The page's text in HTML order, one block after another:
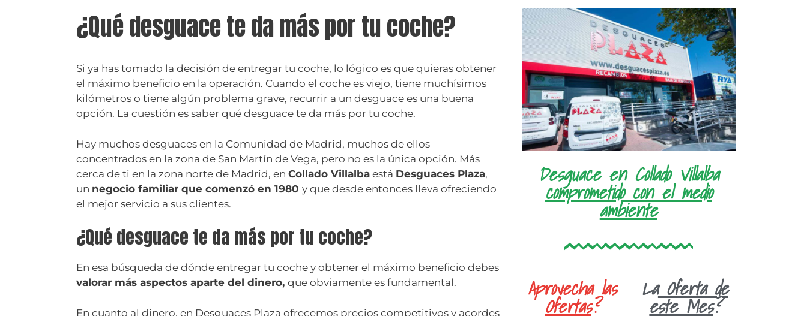
¿Qué desguace te da más por tu coche?
Si ya has tomado la decisión de entregar tu coche, lo lógico es que quieras obtener
el máximo beneficio en la operación. Cuando el coche es viejo, tiene muchísimos
kilómetros o tiene algún problema grave, recurrir a un desguace es una buena
opción. La cuestión es saber qué desguace te da más por tu coche.
Hay muchos desguaces en la Comunidad de Madrid, muchos de ellos
concentrados en la zona de San Martín de Vega, pero no es la única opción. Más
cerca de ti en la zona norte de Madrid, en Collado Villalba está Desguaces Plaza,
un negocio familiar que comenzó en 1980 y que desde entonces lleva ofreciendo
el mejor servicio a sus clientes.
¿Qué desguace te da más por tu coche?
En esa búsqueda de dónde entregar tu coche y obtener el máximo beneficio debes
valorar más aspectos aparte del dinero, que obviamente es fundamental.
En cuanto al dinero, en Desguaces Plaza ofrecemos precios competitivos y acordes
Desguace en Collado Villalba
comprometido con el medio
ambiente
Aprovecha las
Ofertas?
LaOferta de
este Mes?